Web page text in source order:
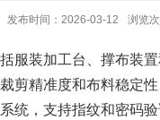
发布时间：2026-03-12 浏览次
服装加工台、撑布装
剪精准度和布料稳定
统，支持指纹和密码